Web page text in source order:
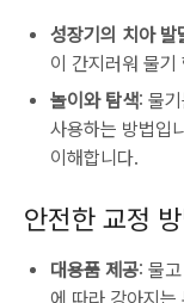
성장기의 치아 발
이 간지러워 물기
놀이와 탐색: 물
사용하는 방법입
이해합니다.
안전한 교정
대용품 제공: 물